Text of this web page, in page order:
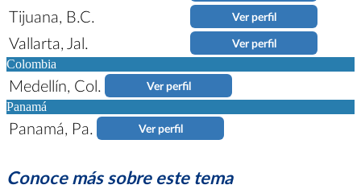
Tijuana, B.C. Ver perfil
Vallarta, Jal.
Ver perfil
Colombia
Medellín, Col.
Ver perfil
Panamá
Panamá, Pa. Ver perfil
Conoce más sobre este tema